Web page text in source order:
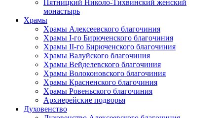
Пятницкий Николо-Тихвинский женский
монастырь
Храмы
Храмы Алексеевского благочиния
Храмы I-го Бирюченского благочиния
Храмы II-го Бирюченского благочиния
Храмы Валуйского благочиния
Храмы Вейделевского благочиния
Храмы Волоконовского благочиния
Храмы Красненского благочиния
Храмы Ровеньского благочиния
Архиерейские подворья
Духовенство